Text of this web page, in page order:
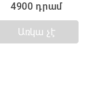
4900 դրամ
Առկա չէ